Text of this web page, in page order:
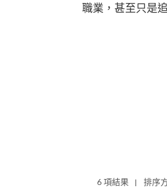
職業，甚至只是
6 項結果 排序